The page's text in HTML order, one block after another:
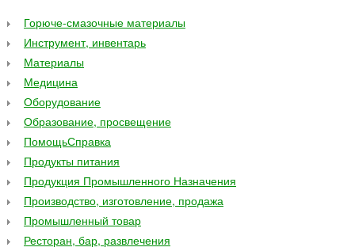
Горюче-смазочные материалы
Инструмент, инвентарь
Материалы
Медицина
Оборудование
Образование, просвещение
ПомощьСправка
Продукты питания
Продукция Промышленного Назначения
Производство, изготовление, продажа
Промышленный товар
Ресторан, бар, развлечения